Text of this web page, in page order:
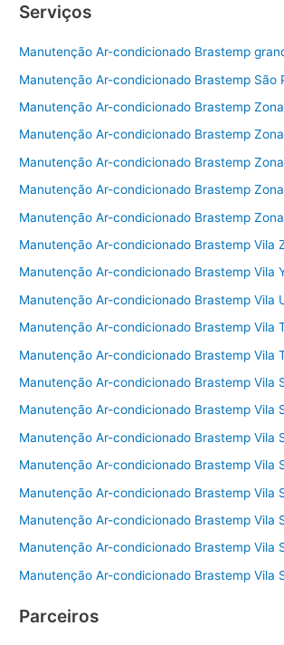
c
e
b
o
o
k
itt
er l
e
Serviços
Manutenção Ar-condicionado Brastemp
Manutenção Ar-condicionado Brastemp São
Manutenção Ar-condicionado Brastemp
Manutenção Ar-condicionado Brastemp
Manutenção Ar-condicionado Brastemp
Manutenção Ar-condicionado Brastemp
Manutenção Ar-condicionado Brastemp
Manutenção Ar-condicionado Brastemp Vila
Manutenção Ar-condicionado Brastemp Vila
Manutenção Ar-condicionado Brastemp Vila
Manutenção Ar-condicionado Brastemp Vila
Manutenção Ar-condicionado Brastemp Vila
Manutenção Ar-condicionado Brastemp Vila
Manutenção Ar-condicionado Brastemp Vila
Manutenção Ar-condicionado Brastemp Vila
Manutenção Ar-condicionado Brastemp Vila
Manutenção Ar-condicionado Brastemp Vila
Manutenção Ar-condicionado Brastemp Vila
Manutenção Ar-condicionado Brastemp Vila
Manutenção Ar-condicionado Brastemp Vila
Parceiros